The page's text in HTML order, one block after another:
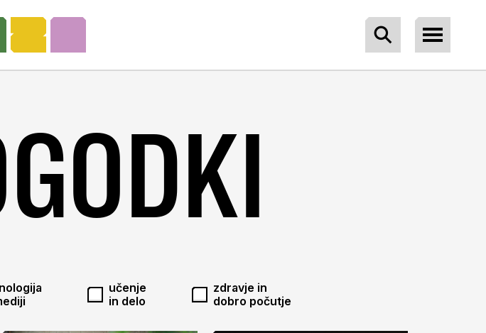
Išči po straneh
Odpri
učenje
in delo
zdravje in
dobro počutje